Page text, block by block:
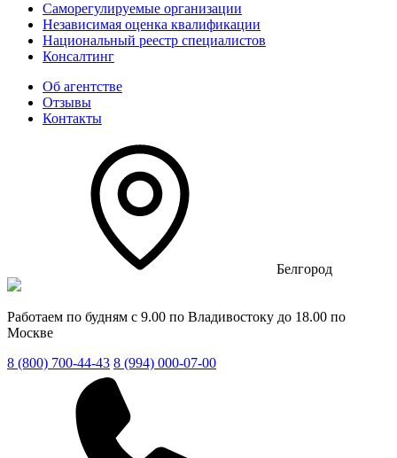
Саморегулируемые организации
Независимая оценка квалификации
Национальный реестр специалистов
Консалтинг
Об агентстве
Отзывы
Контакты
Белгород
Работаем по будням с 9.00 по Владивостоку до 18.00 по
Москве
8 (800) 700-44-43 8 (994) 000-07-00